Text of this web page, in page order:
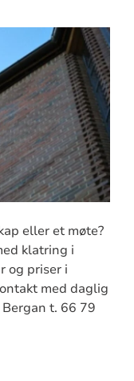
eller et møte?
klatring i
og priser i
med daglig
t. 66 79